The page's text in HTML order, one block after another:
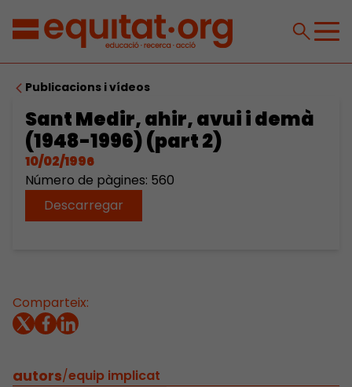
Publicacions i vídeos
Sant Medir, ahir, avui i demà
(1948-1996) (part 2)
10/02/1996
Número de pàgines: 560
Descarregar
Comparteix:
autors/equip implicat